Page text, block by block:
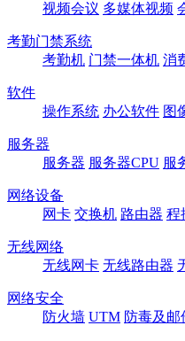
视频会议 多媒体视频
考勤门禁系统
考勤机 门禁一体机 消
软件
操作系统 办公软件 图
服务器
服务器 服务器CPU 服
网络设备
网卡 交换机 路由器 程
无线网络
无线网卡 无线路由器
网络安全
防火墙 UTM 防毒及邮